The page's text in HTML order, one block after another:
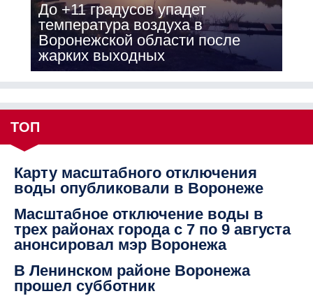
До +11 градусов упадет
температура воздуха в
Воронежской области после
жарких выходных
ТОП
Карту масштабного отключения
воды опубликовали в Воронеже
Масштабное отключение воды в
трех районах города с 7 по 9 августа
анонсировал мэр Воронежа
В Ленинском районе Воронежа
прошел субботник